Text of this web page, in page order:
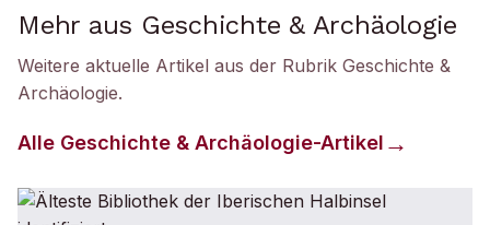
Mehr aus Geschichte & Archäologie
Weitere aktuelle Artikel aus der Rubrik Geschichte &
Archäologie.
Alle Geschichte & Archäologie-Artikel